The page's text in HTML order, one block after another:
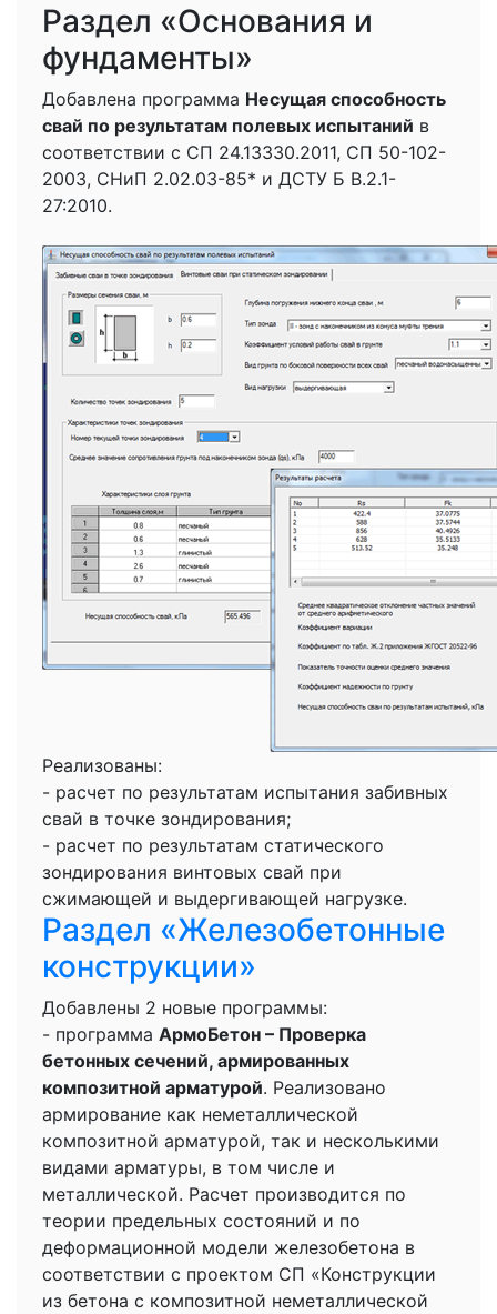
Раздел «Основания и
фундаменты»
Добавлена программа Несущая способность
свай по результатам полевых испытаний в
соответствии с СП 24.13330.2011, СП 50-102-
2003, СНиП 2.02.03-85* и ДСТУ Б В.2.1-
27:2010.
Реализованы:
- расчет по результатам испытания забивных
свай в точке зондирования;
- расчет по результатам статического
зондирования винтовых свай при
сжимающей и выдергивающей нагрузке.
Раздел «Железобетонные
конструкции»
Добавлены 2 новые программы:
- программа АрмоБетон – Проверка
бетонных сечений, армированных
композитной арматурой. Реализовано
армирование как неметаллической
композитной арматурой, так и несколькими
видами арматуры, в том числе и
металлической. Расчет производится по
теории предельных состояний и по
деформационной модели железобетона в
соответствии с проектом СП «Конструкции
из бетона с композитной неметаллической